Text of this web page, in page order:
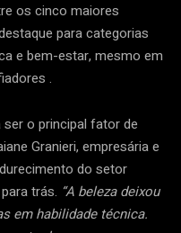
os cinco maiores
para categorias
e bem-estar, mesmo em
.
o principal fator de
Granieri, empresária e
do setor
trás. “A beleza deixou
em habilidade técnica.